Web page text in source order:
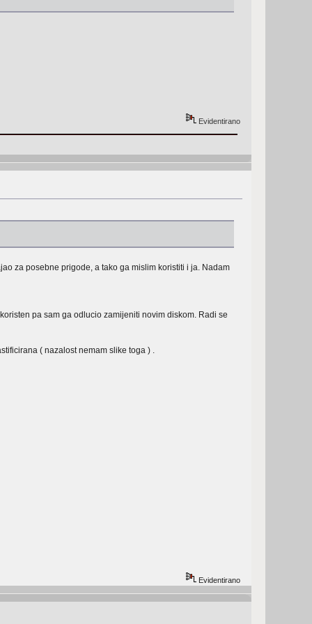
Evidentirano
za posebne prigode, a tako ga mislim koristiti i ja. Nadam
pa sam ga odlucio zamijeniti novim diskom. Radi se
( nazalost nemam slike toga ) .
Evidentirano